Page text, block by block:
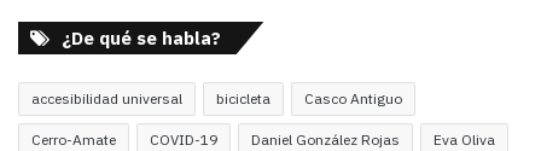
¿De qué se habla?
accesibilidad universal bicicleta Casco Antiguo
Cerro-Amate COVID-19 Daniel González Rojas Eva Oliva